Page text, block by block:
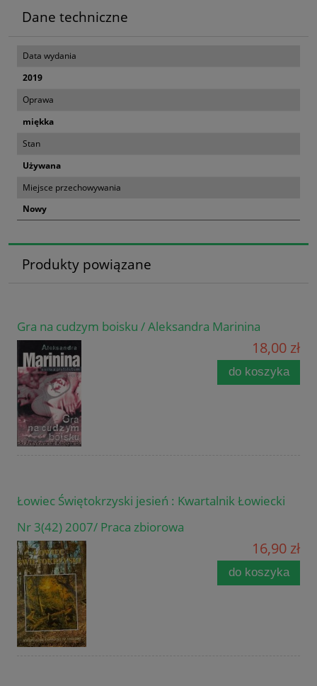
Dane techniczne
Data wydania
2019
Oprawa
miękka
Stan
Używana
Miejsce przechowywania
Nowy
Produkty powiązane
Gra na cudzym boisku / Aleksandra Marinina
18,00 zł
do koszyka
Łowiec Świętokrzyski jesień : Kwartalnik Łowiecki
Nr 3(42) 2007/ Praca zbiorowa
16,90 zł
do koszyka